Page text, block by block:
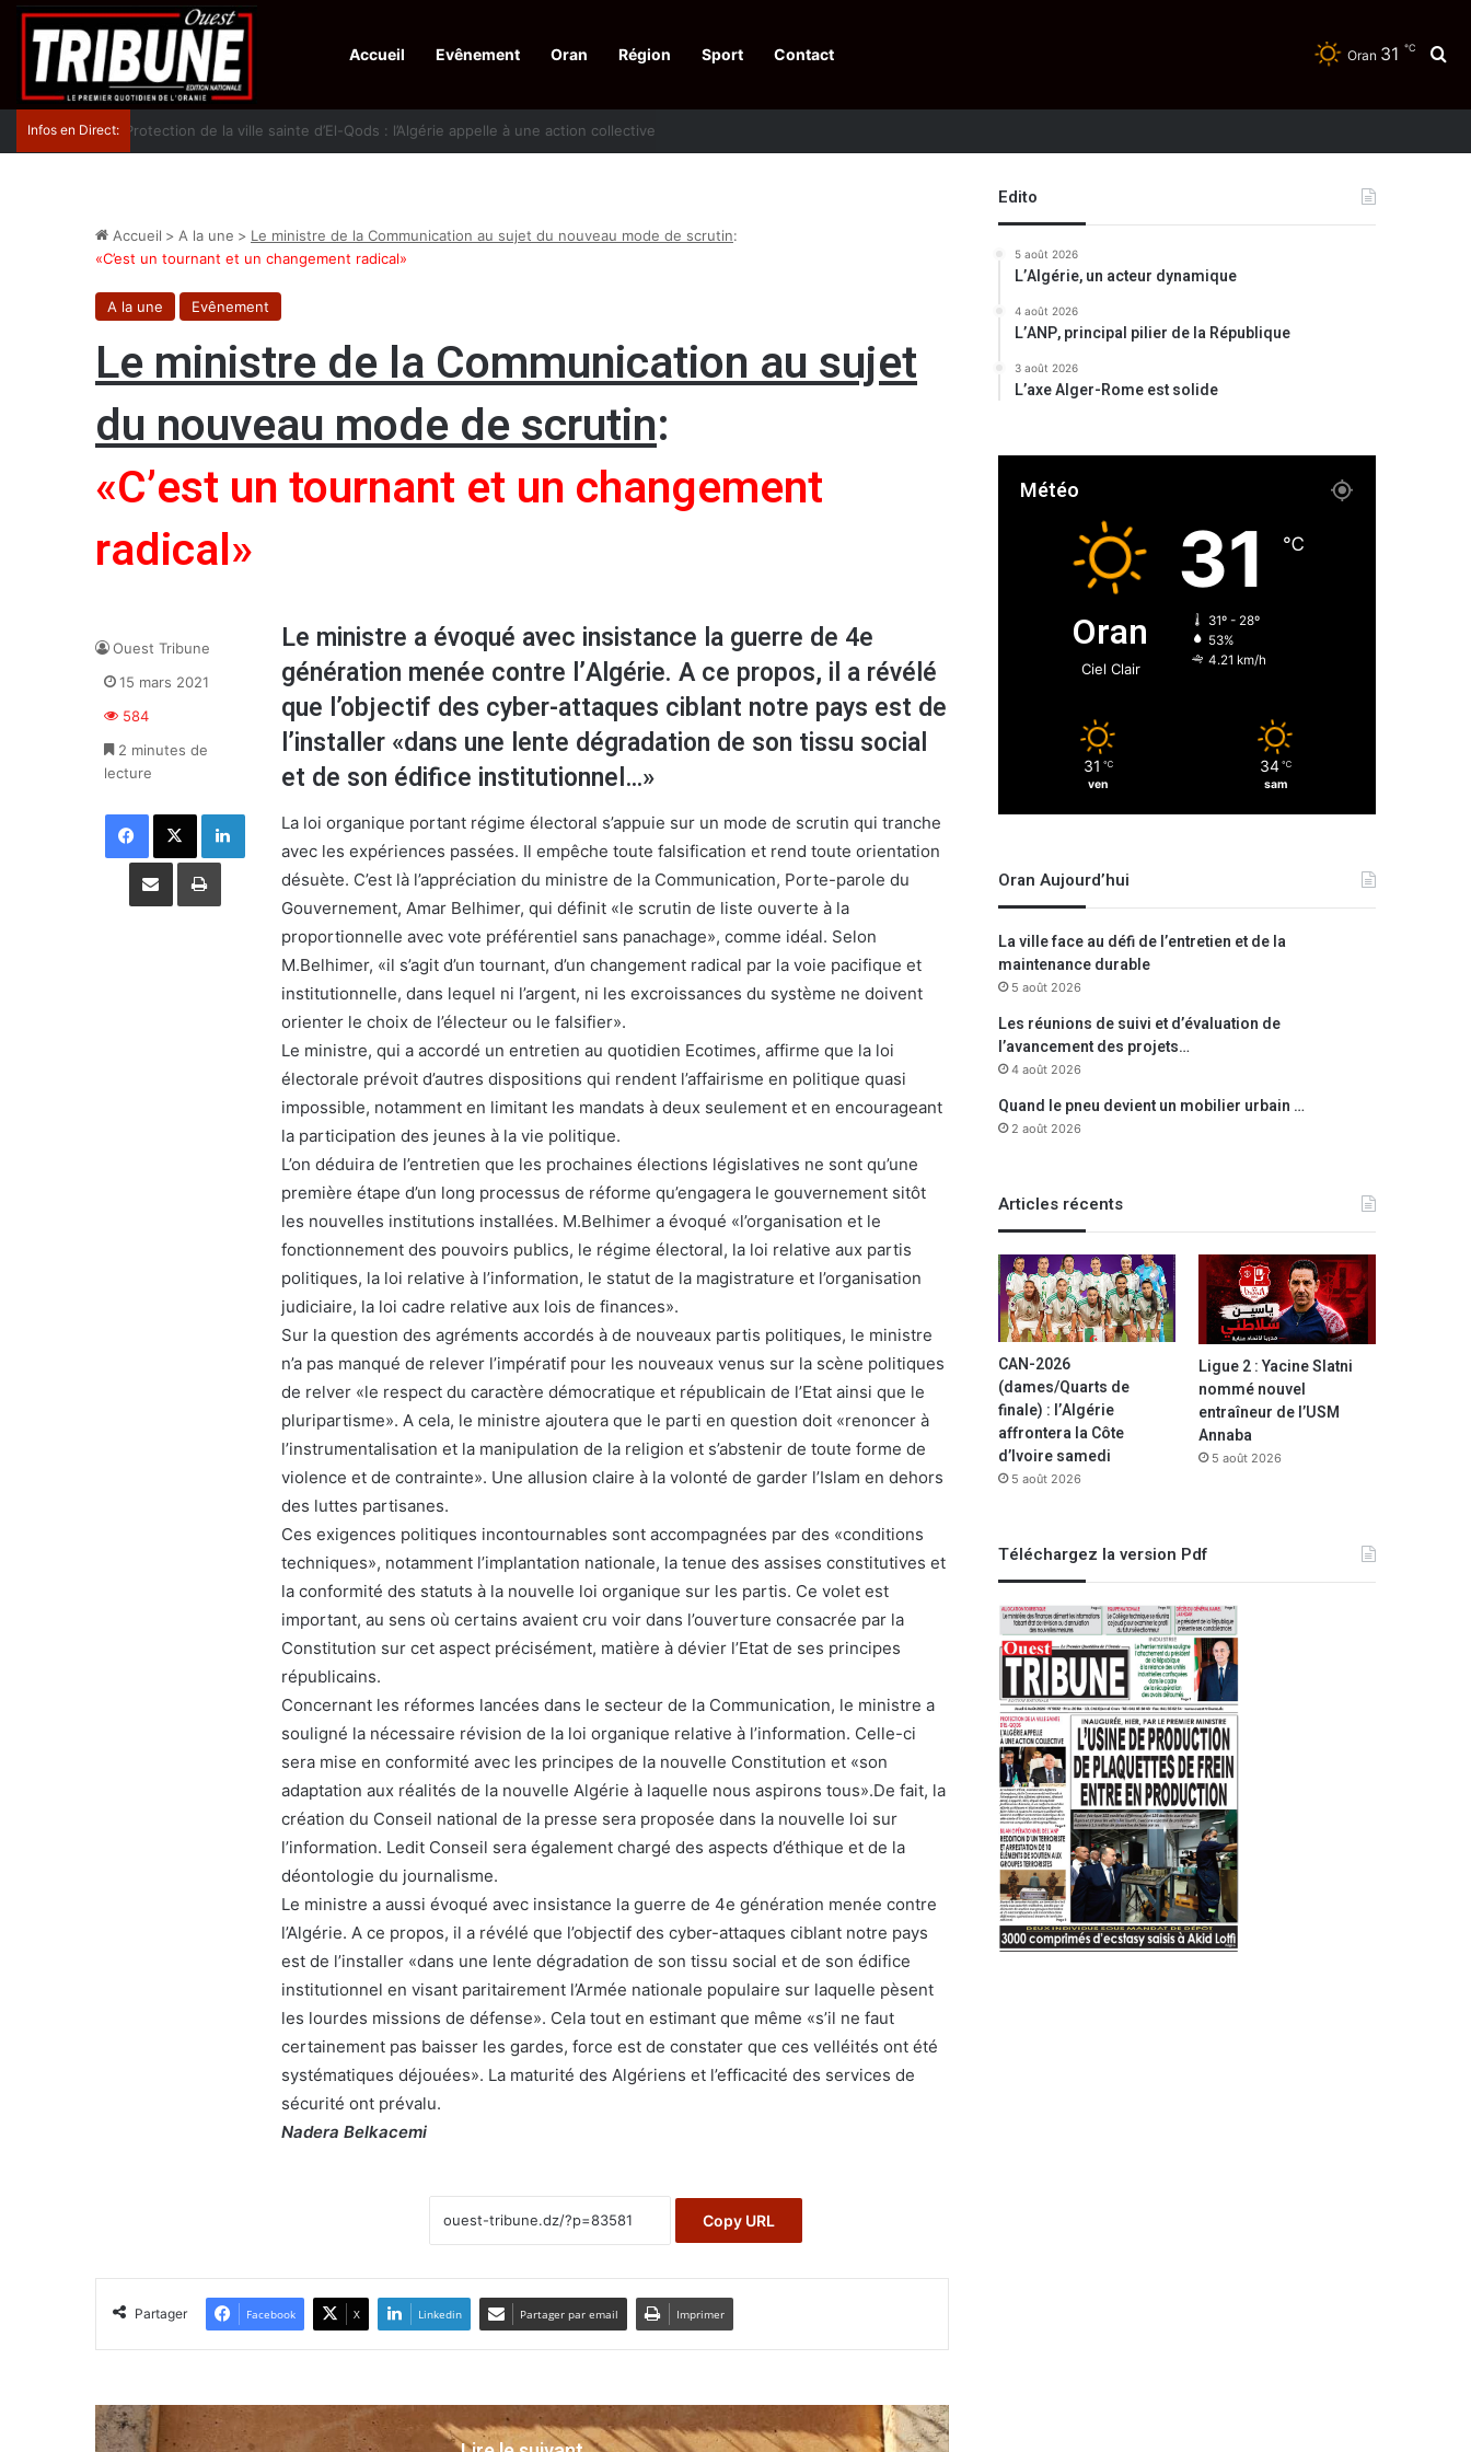
Accueil Evênement Oran Région Sport Contact Oran 31 ℃
Infos en Direct: Protection de la ville sainte d’El-Qods : l’Algérie appelle à une action collective
Accueil > A la une > Le ministre de la Communication au sujet du nouveau mode de scrutin:
«C’est un tournant et un changement radical»
A la une Evênement
Le ministre de la Communication au sujet
du nouveau mode de scrutin:
«C’est un tournant et un changement
radical»
Le ministre a évoqué avec insistance la guerre de 4e
génération menée contre l’Algérie. A ce propos, il a révélé
que l’objectif des cyber-attaques ciblant notre pays est de
l’installer «dans une lente dégradation de son tissu social
et de son édifice institutionnel…»
La loi organique portant régime électoral s’appuie sur un mode de scrutin qui tranche
avec les expériences passées. Il empêche toute falsification et rend toute orientation
désuète. C’est là l’appréciation du ministre de la Communication, Porte-parole du
Gouvernement, Amar Belhimer, qui définit «le scrutin de liste ouverte à la
proportionnelle avec vote préférentiel sans panachage», comme idéal. Selon
M.Belhimer, «il s’agit d’un tournant, d’un changement radical par la voie pacifique et
institutionnelle, dans lequel ni l’argent, ni les excroissances du système ne doivent
orienter le choix de l’électeur ou le falsifier».
Le ministre, qui a accordé un entretien au quotidien Ecotimes, affirme que la loi
électorale prévoit d’autres dispositions qui rendent l’affairisme en politique quasi
impossible, notamment en limitant les mandats à deux seulement et en encourageant
la participation des jeunes à la vie politique.
L’on déduira de l’entretien que les prochaines élections législatives ne sont qu’une
première étape d’un long processus de réforme qu’engagera le gouvernement sitôt
les nouvelles institutions installées. M.Belhimer a évoqué «l’organisation et le
fonctionnement des pouvoirs publics, le régime électoral, la loi relative aux partis
politiques, la loi relative à l’information, le statut de la magistrature et l’organisation
judiciaire, la loi cadre relative aux lois de finances».
Sur la question des agréments accordés à de nouveaux partis politiques, le ministre
n’a pas manqué de relever l’impératif pour les nouveaux venus sur la scène politiques
de relver «le respect du caractère démocratique et républicain de l’Etat ainsi que le
pluripartisme». A cela, le ministre ajoutera que le parti en question doit «renoncer à
l’instrumentalisation et la manipulation de la religion et s’abstenir de toute forme de
violence et de contrainte». Une allusion claire à la volonté de garder l’Islam en dehors
des luttes partisanes.
Ces exigences politiques incontournables sont accompagnées par des «conditions
techniques», notamment l’implantation nationale, la tenue des assises constitutives et
la conformité des statuts à la nouvelle loi organique sur les partis. Ce volet est
important, au sens où certains avaient cru voir dans l’ouverture consacrée par la
Constitution sur cet aspect précisément, matière à dévier l’Etat de ses principes
républicains.
Concernant les réformes lancées dans le secteur de la Communication, le ministre a
souligné la nécessaire révision de la loi organique relative à l’information. Celle-ci
sera mise en conformité avec les principes de la nouvelle Constitution et «son
adaptation aux réalités de la nouvelle Algérie à laquelle nous aspirons tous».De fait, la
création du Conseil national de la presse sera proposée dans la nouvelle loi sur
l’information. Ledit Conseil sera également chargé des aspects d’éthique et de la
déontologie du journalisme.
Le ministre a aussi évoqué avec insistance la guerre de 4e génération menée contre
l’Algérie. A ce propos, il a révélé que l’objectif des cyber-attaques ciblant notre pays
est de l’installer «dans une lente dégradation de son tissu social et de son édifice
institutionnel en visant paritairement l’Armée nationale populaire sur laquelle pèsent
les lourdes missions de défense». Cela tout en estimant que même «s’il ne faut
certainement pas baisser les gardes, force est de constater que ces velléités ont été
systématiques déjouées». La maturité des Algériens et l’efficacité des services de
sécurité ont prévalu.
Nadera Belkacemi
Copy URL
Ouest Tribune
15 mars 2021
584
2 minutes de
lecture
Facebook X Linkedin
Partager par email Imprimer
Partager Facebook X Linkedin Partager par email Imprimer
Edito
5 août 2026
L’Algérie, un acteur dynamique
4 août 2026
L’ANP, principal pilier de la République
3 août 2026
L’axe Alger-Rome est solide
Météo
Oran
Ciel Clair
31 ℃
31º - 28º
53%
4.21 km/h
31 ℃
ven
34 ℃
sam
Oran Aujourd’hui
La ville face au défi de l’entretien et de la
maintenance durable
5 août 2026
Les réunions de suivi et d’évaluation de
l’avancement des projets…
4 août 2026
Quand le pneu devient un mobilier urbain …
2 août 2026
Articles récents
CAN-2026
(dames/Quarts de
finale) : l’Algérie
affrontera la Côte
d’Ivoire samedi
5 août 2026
Ligue 2 : Yacine Slatni
nommé nouvel
entraîneur de l’USM
Annaba
5 août 2026
Téléchargez la version Pdf